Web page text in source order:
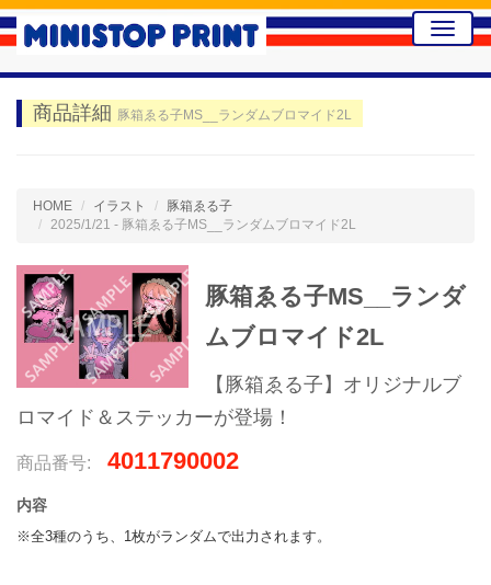
Toggle
商品詳細 豚箱ゑる子MS__ランダムブロマイド2L
HOME イラスト
豚箱ゑる子
2025/1/21 - 豚箱ゑる子MS__ランダムブロマイド2L
豚箱ゑる子MS__ランダ
ムブロマイド2L
【豚箱ゑる子】オリジナルブ
ロマイド＆ステッカーが登場！
商品番号: 4011790002
内容
※全3種のうち、1枚がランダムで出力されます。